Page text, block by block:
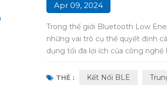
Apr 09, 2024
Trong thế giới Bluetooth Low
những vai trò cụ thể quyết định
dụng tối đa lợi ích của công nghệ
BLE trong quá trình giao tiếp.
trong kết nối BLE, sự khác biệt
THẺ : Kết Nối BLE